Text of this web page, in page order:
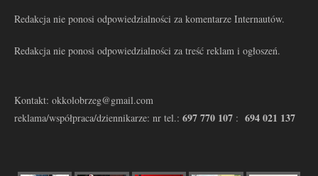
Redakcja nie ponosi odpowiedzialności za komentarze Internautów.
Redakcja nie ponosi odpowiedzialności za treść reklam i ogłoszeń.
Kontakt: okkolobrzeg@gmail.com
reklama/współpraca/dziennikarze: nr tel.: 697 770 107 : 694 021 137